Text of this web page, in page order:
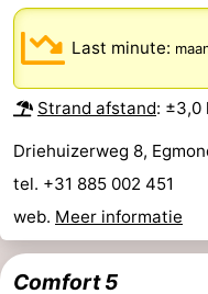
Zandvoort
Zuid-
Holland
-
-
Natuur
Hollands
-
Noordwijk
-
Last minute:
Strand afstand: ±3,0
Driehuizerweg 8,
tel. +31 885 002 451
web. Meer informatie
Comfort 5